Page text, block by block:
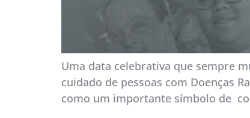
Uma data celebrativa que sempre
cuidado de pessoas com Doenças
como um importante símbolo de